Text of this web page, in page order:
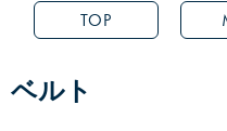
TOP
ベルト